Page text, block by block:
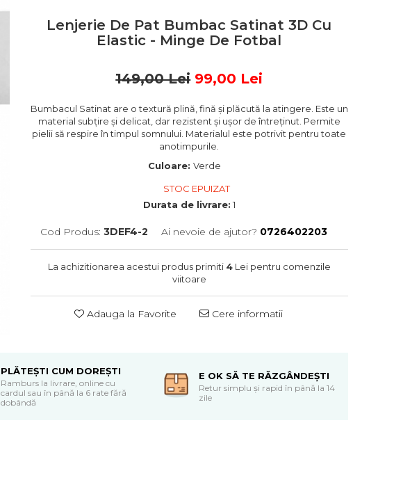
Lenjerie De Pat Bumbac Satinat 3D Cu
Elastic - Minge De Fotbal
149,00 Lei 99,00 Lei
Bumbacul Satinat are o textură plină, fină și plăcută la atingere. Este un
material subțire și delicat, dar rezistent și ușor de întreținut. Permite
pielii să respire în timpul somnului. Materialul este potrivit pentru toate
anotimpurile.
Culoare:Verde
STOC EPUIZAT
Durata de livrare: 1
Cod Produs: 3DEF4-2 Ai nevoie de ajutor? 0726402203
La achizitionarea acestui produs primiti 4Lei pentru comenzile
viitoare
Adauga la Favorite Cere informatii
PLĂTEȘTI CUM DOREȘTI
Ramburs la livrare, online cu
cardul sau în până la 6 rate fără
dobândă
E OK SĂ TE RĂZGÂNDEȘTI
Retur simplu și rapid în până la 14
zile